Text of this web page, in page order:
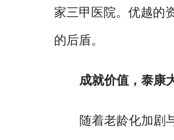
家三甲医院。优越的
的后盾。
成就价值，泰康
随着老龄化加剧